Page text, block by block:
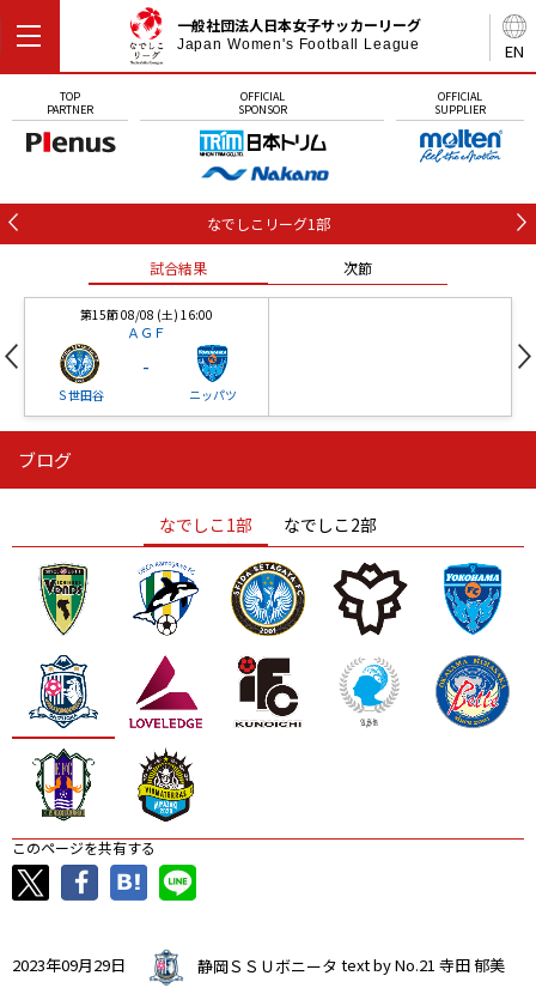
EN
一般社団法人日本女子サッカーリーグ
Japan Women's Football League
TOP
PARTNER
OFFICIAL
SPONSOR
OFFICIAL
SUPPLIER
なでしこリーグ1部
試合結果 次節
第15節 08/08 (土) 16:00
ＡＧＦ
Ｓ世田谷
-
ニッパツ
ニッパツ
ニッパツ 名古屋
石人の星
静岡 愛媛Ｌ
ブログ
なでしこ1部 なでしこ2部
このページを共有する
2023年09月29日 静岡ＳＳＵボニータ text by No.21 寺田 郁美